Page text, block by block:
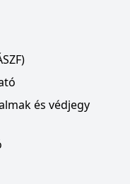
és védjegy